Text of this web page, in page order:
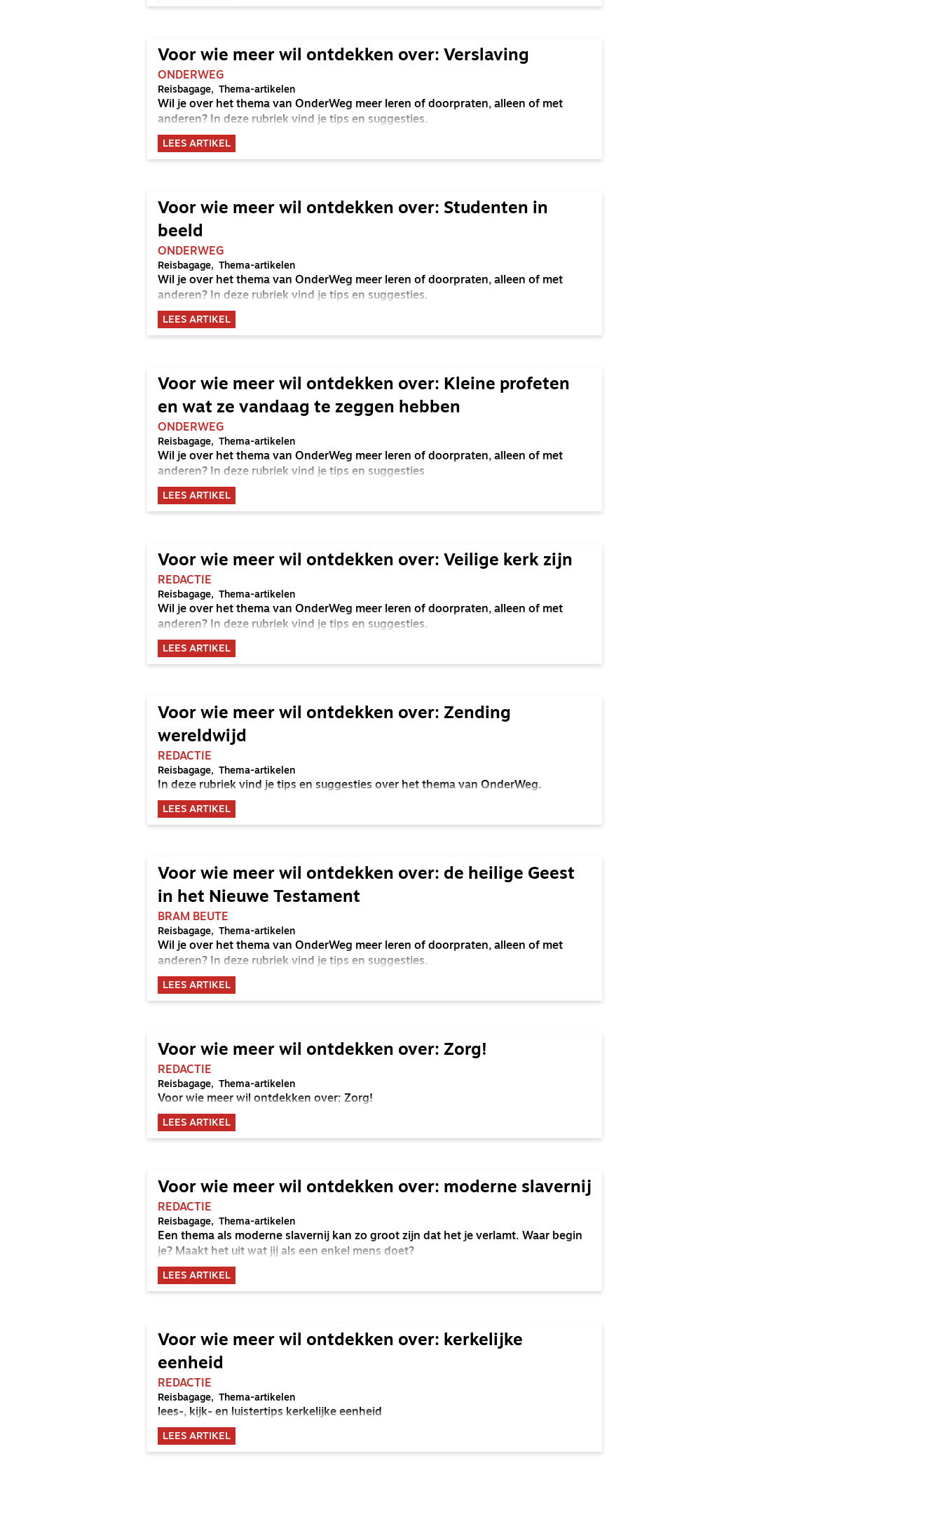
Voor wie meer wil ontdekken over: Verslaving
ONDERWEG
Reisbagage Thema-artikelen
Wil je over het thema van OnderWeg meer leren of doorpraten, alleen of met
anderen? In deze rubriek vind je tips en suggesties.
LEES ARTIKEL
Voor wie meer wil ontdekken over: Studenten in
beeld
ONDERWEG
Reisbagage Thema-artikelen
Wil je over het thema van OnderWeg meer leren of doorpraten, alleen of met
anderen? In deze rubriek vind je tips en suggesties.
LEES ARTIKEL
Voor wie meer wil ontdekken over: Kleine profeten
en wat ze vandaag te zeggen hebben
ONDERWEG
Reisbagage Thema-artikelen
Wil je over het thema van OnderWeg meer leren of doorpraten, alleen of met
anderen? In deze rubriek vind je tips en suggesties
LEES ARTIKEL
Voor wie meer wil ontdekken over: Veilige kerk zijn
REDACTIE
Reisbagage Thema-artikelen
Wil je over het thema van OnderWeg meer leren of doorpraten, alleen of met
anderen? In deze rubriek vind je tips en suggesties.
LEES ARTIKEL
Voor wie meer wil ontdekken over: Zending
wereldwijd
REDACTIE
Reisbagage Thema-artikelen
In deze rubriek vind je tips en suggesties over het thema van OnderWeg.
LEES ARTIKEL
Voor wie meer wil ontdekken over: de heilige Geest
in het Nieuwe Testament
BRAM BEUTE
Reisbagage Thema-artikelen
Wil je over het thema van OnderWeg meer leren of doorpraten, alleen of met
anderen? In deze rubriek vind je tips en suggesties.
LEES ARTIKEL
Voor wie meer wil ontdekken over: Zorg!
REDACTIE
Reisbagage Thema-artikelen
Voor wie meer wil ontdekken over: Zorg!
LEES ARTIKEL
Voor wie meer wil ontdekken over: moderne slavernij
REDACTIE
Reisbagage Thema-artikelen
Een thema als moderne slavernij kan zo groot zijn dat het je verlamt. Waar begin
je? Maakt het uit wat jij als een enkel mens doet?
LEES ARTIKEL
Voor wie meer wil ontdekken over: kerkelijke
eenheid
REDACTIE
Reisbagage Thema-artikelen
lees-, kijk- en luistertips kerkelijke eenheid
LEES ARTIKEL